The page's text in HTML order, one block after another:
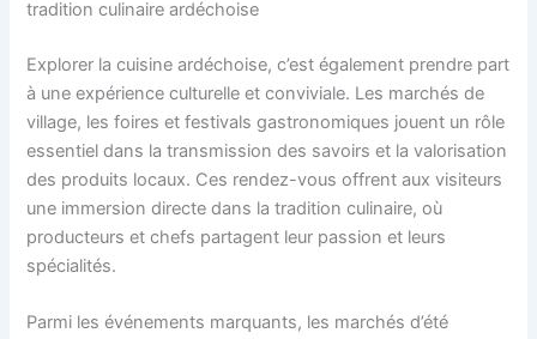
tradition culinaire ardéchoise
Explorer la cuisine ardéchoise, c’est également prendre part
à une expérience culturelle et conviviale. Les marchés de
village, les foires et festivals gastronomiques jouent un rôle
essentiel dans la transmission des savoirs et la valorisation
des produits locaux. Ces rendez-vous offrent aux visiteurs
une immersion directe dans la tradition culinaire, où
producteurs et chefs partagent leur passion et leurs
spécialités.
Parmi les événements marquants, les marchés d’été